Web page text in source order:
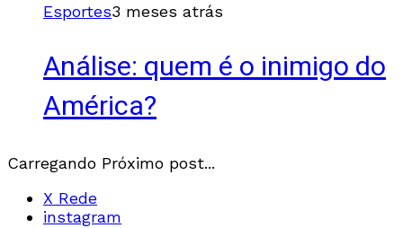
Esportes3 meses atrás
Análise: quem é o inimigo do
América?
Carregando Próximo post...
X Rede
instagram